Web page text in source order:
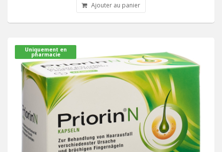
Ajouter au panier
Uniquement en
pharmacie